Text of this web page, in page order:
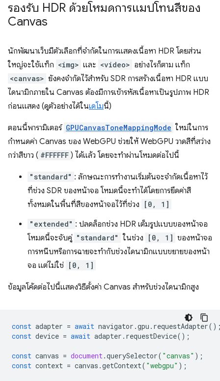
รองรับ HDR ด้วยโหมดการแมปโทนสีของ
Canvas
นักพัฒนาเว็บมีตัวเลือกที่จำกัดในการแสดงเนื้อหา HDR โดยส่วน
ใหญ่จะใช้แท็ก <img> และ <video> อย่างไรก็ตาม แท็ก
<canvas> ยังคงจำกัดไว้สำหรับ SDR การสร้างเนื้อหา HDR แบบ
ไดนามิกภายใน Canvas ต้องมีการเข้ารหัสเนื้อหาเป็นรูปภาพ HDR
ก่อนแสดง (ดูตัวอย่างได้ในเดโมนี้)
ตอนนี้พารามิเตอร์ GPUCanvasToneMappingMode ใหม่ในการ
กำหนดค่า Canvas ของ WebGPU ช่วยให้ WebGPU วาดสีที่สว่าง
กว่าสีขาว ( #FFFFFF ) ได้แล้ว โดยจะทำผ่านโหมดต่อไปนี้
"standard" : ลักษณะการทำงานเริ่มต้นจะจำกัดเนื้อหาไว้
ที่ช่วง SDR ของหน้าจอ โหมดนี้จะทําได้โดยการยึดค่าสี
ทั้งหมดในพื้นที่สีของหน้าจอไว้ที่ช่วง
[0, 1]
"extended" : ปลดล็อกช่วง HDR เต็มรูปแบบของหน้าจอ
โหมดนี้จะจับคู่ "standard" ในช่วง [0, 1] ของหน้าจอ
การหนีบหรือการฉายจะทำกับช่วงไดนามิกแบบขยายของหน้า
จอ แต่ไม่ใช่
[0, 1]
ข้อมูลโค้ดต่อไปนี้แสดงวิธีตั้งค่า Canvas สำหรับช่วงไดนามิกสูง
const adapter = await navigator .gpu . requestAdapter
const device = await adapter . requestDevice();
const canvas = document.querySelector( "canvas" );
const context = canvas .getContext( "webgpu" );